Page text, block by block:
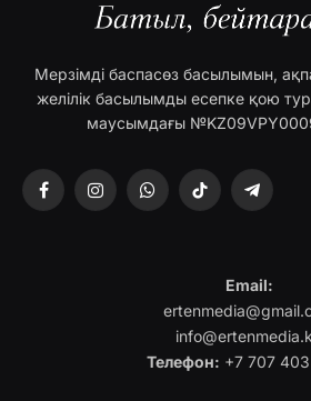
Мерзімді баспасөз басылымын,
желілік басылымды есепке қою
маусымдағы
FacebookInstagramWhatsAppTikTok Telegram
Email:
Телефон: +7 707